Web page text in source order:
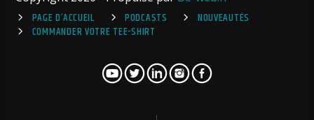
PAGE D’ACCUEIL
PODCASTS
NOUVEAUTÉS
COMMANDER VOTRE TEE-SHIRT